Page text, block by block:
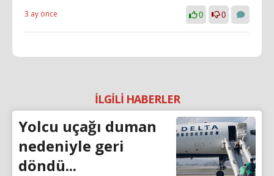
3 ay önce 0 0
İLGİLİ HABERLER
Yolcu uçağı duman
nedeniyle geri
döndü...